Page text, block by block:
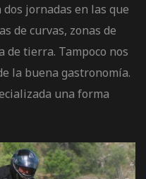
jornadas en las que
de curvas, zonas de
de tierra. Tampoco nos
la buena gastronomía.
una forma